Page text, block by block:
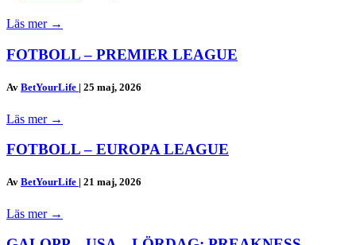
Läs mer →
FOTBOLL – PREMIER LEAGUE
Av BetYourLife | 25 maj, 2026
Läs mer →
FOTBOLL – EUROPA LEAGUE
Av BetYourLife | 21 maj, 2026
Läs mer →